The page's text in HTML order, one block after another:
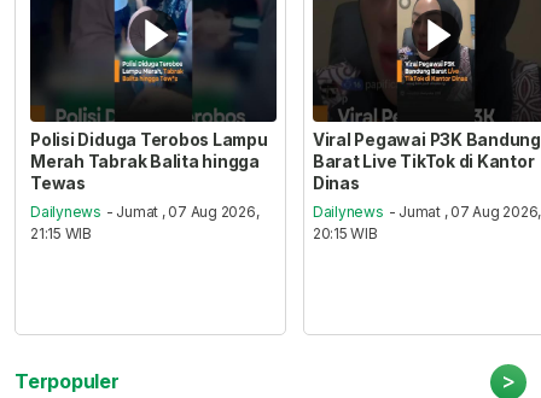
Polisi Diduga Terobos Lampu
Merah Tabrak Balita hingga
Tewas
Dailynews - Jumat , 07 Aug 2026,
21:15 WIB
Viral Pegawai P3K Bandung
Barat Live TikTok di Kantor
Dinas
Dailynews - Jumat , 07 Aug 2026,
20:15 WIB
Terpopuler >